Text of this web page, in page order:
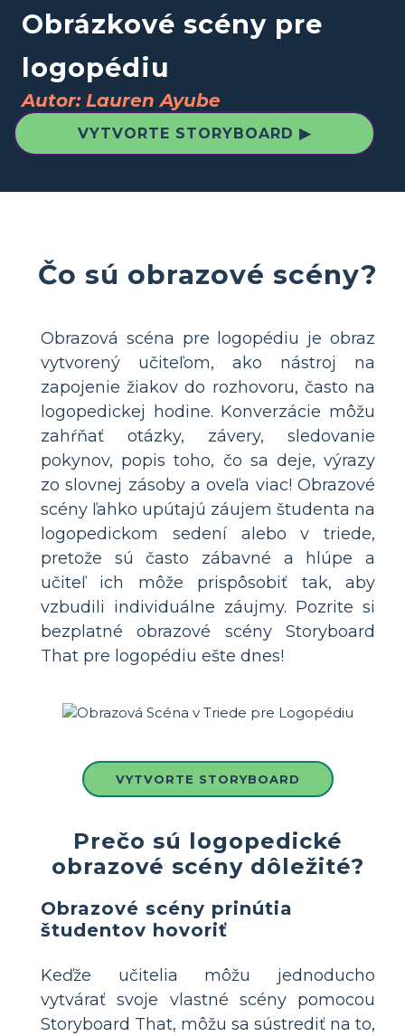
Obrázkové scény pre
logopédiu
Autor: Lauren Ayube
VYTVORTE STORYBOARD ▶
Čo sú obrazové scény?
Obrazová scéna pre logopédiu je obraz
vytvorený učiteľom, ako nástroj na
zapojenie žiakov do rozhovoru, často na
logopedickej hodine. Konverzácie môžu
zahŕňať otázky, závery, sledovanie
pokynov, popis toho, čo sa deje, výrazy
zo slovnej zásoby a oveľa viac! Obrazové
scény ľahko upútajú záujem študenta na
logopedickom sedení alebo v triede,
pretože sú často zábavné a hlúpe a
učiteľ ich môže prispôsobiť tak, aby
vzbudili individuálne záujmy. Pozrite si
bezplatné obrazové scény Storyboard
That pre logopédiu ešte dnes!
VYTVORTE STORYBOARD
Prečo sú logopedické
obrazové scény dôležité?
Obrazové scény prinútia
študentov hovoriť
Keďže učitelia môžu jednoducho
vytvárať svoje vlastné scény pomocou
Storyboard That, môžu sa sústrediť na to,